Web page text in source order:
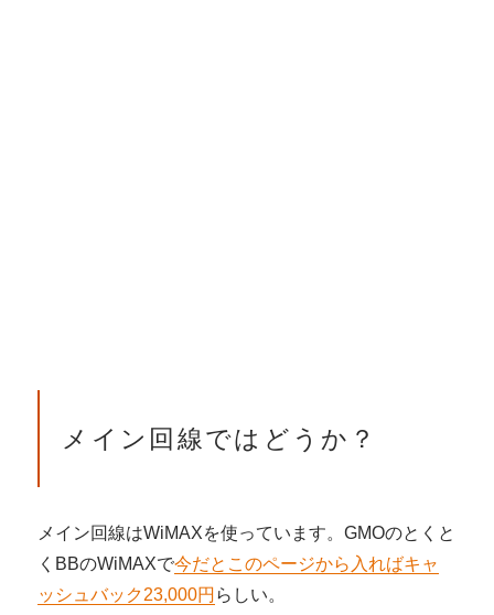
メイン回線ではどうか？
メイン回線はWiMAXを使っています。GMOのとくと
くBBのWiMAXで今だとこのページから入ればキャ
ッシュバック23,000円 らしい。